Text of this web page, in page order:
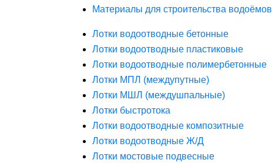
Материалы для строительства водоёмов
Лотки водоотводные бетонные
Лотки водоотводные пластиковые
Лотки водоотводные полимербетонные
Лотки МПЛ (междупутные)
Лотки МШЛ (междушпальные)
Лотки быстротока
Лотки водоотводные композитные
Лотки водоотводные Ж/Д
Лотки мостовые подвесные